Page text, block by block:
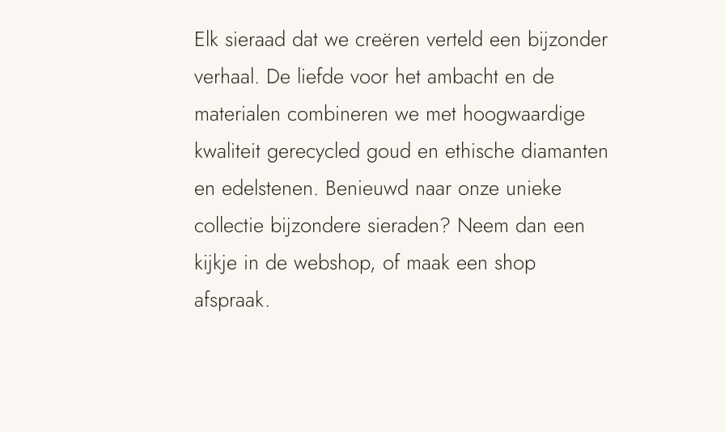
Elk sieraad dat we creëren verteld een bijzonder
verhaal. De liefde voor het ambacht en de
materialen combineren we met hoogwaardige
kwaliteit gerecycled goud en ethische diamanten
en edelstenen. Benieuwd naar onze unieke
collectie bijzondere sieraden? Neem dan een
kijkje in de webshop, of maak een shop
afspraak.